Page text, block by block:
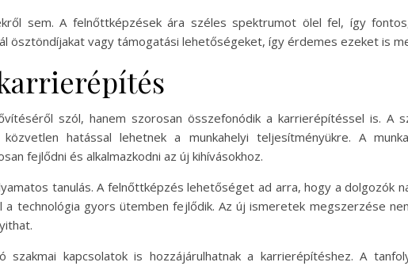
sem. A felnőttképzések ára széles spektrumot ölel fel, így
ösztöndíjakat vagy támogatási lehetőségeket, így érdemes ezeket is
szól, hanem szorosan összefonódik a karrierépítéssel is. A
hatással lehetnek a munkahelyi teljesítményükre. A
fejlődni és alkalmazkodni az új kihívásokhoz.
tanulás. A felnőttképzés lehetőséget ad arra, hogy a dolgozók
a technológia gyors ütemben fejlődik. Az új ismeretek megszerzése
szakmai kapcsolatok is hozzájárulhatnak a karrierépítéshez. A